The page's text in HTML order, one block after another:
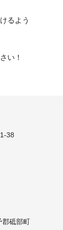
るよう
い！
38
郡砥部町